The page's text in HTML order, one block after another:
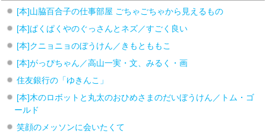
[本]山脇百合子の仕事部屋 ごちゃごちゃから見えるもの
[本]ぱくぱくやのぐっさんとネズ／すごく良い
[本]クニョニョのぼうけん／きもとももこ
[本]がっぴちゃん／高山一実・文、みるく・画
住友銀行の「ゆきんこ」
[本]木のロボットと丸太のおひめさまのだいぼうけん／トム・ゴ
ールド
笑顔のメッソンに会いたくて